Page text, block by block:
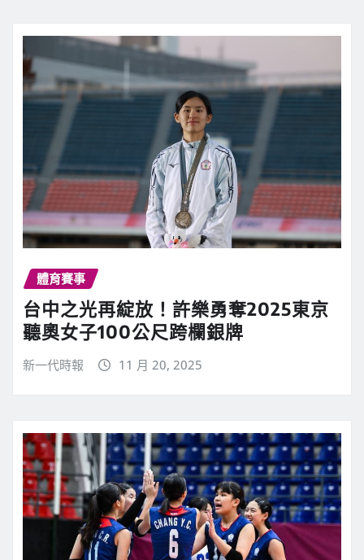
體育賽事
台中之光再綻放！許樂勇奪2025東京
聽奧女子100公尺跨欄銀牌
新一代時報 11 月 20, 2025